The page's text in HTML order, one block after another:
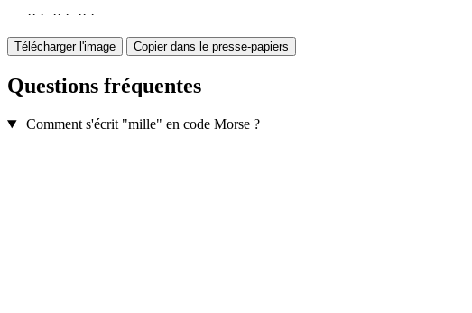
−− ·· ·−·· ·−·· ·
Télécharger l'image Copier dans le presse-papiers
Questions fréquentes
Comment s'écrit "mille" en code Morse ?